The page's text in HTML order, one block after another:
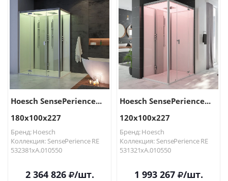
В КОРЗИНУ В КОРЗИНУ
Hoesch SensePerience...
180х100х227
Бренд: Hoesch
Коллекция: SensePerience RE
532381xA.010550
2 364 826 /шт.
Hoesch SensePerience...
120х100х227
Бренд: Hoesch
Коллекция: SensePerience RE
531321xA.010550
1 993 267 /шт.